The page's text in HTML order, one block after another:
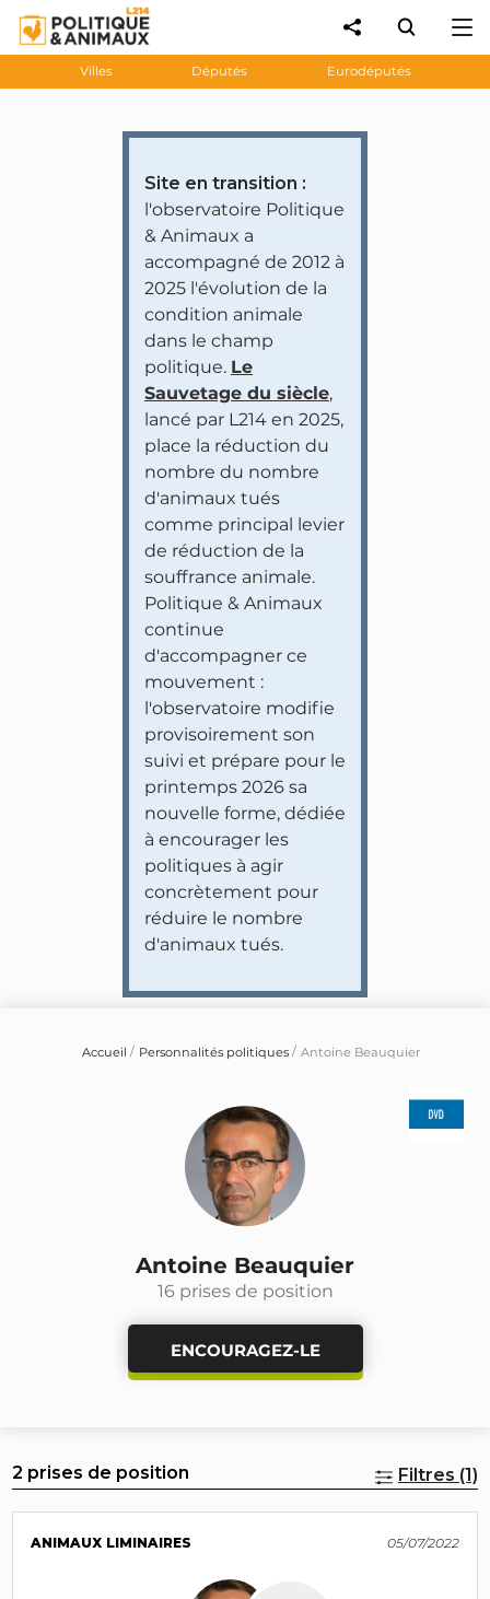
Villes Députés Eurodéputés
Site en transition :
l'observatoire Politique
& Animaux a
accompagné de 2012 à
2025 l'évolution de la
condition animale
dans le champ
politique. Le
Sauvetage du siècle,
lancé par L214 en 2025,
place la réduction du
nombre du nombre
d'animaux tués
comme principal levier
de réduction de la
souffrance animale.
Politique & Animaux
continue
d'accompagner ce
mouvement :
l'observatoire modifie
provisoirement son
suivi et prépare pour le
printemps 2026 sa
nouvelle forme, dédiée
à encourager les
politiques à agir
concrètement pour
réduire le nombre
d'animaux tués.
Accueil Personnalités politiques Antoine Beauquier
Antoine Beauquier
16 prises de position
ENCOURAGEZ-LE
2 prises de position Filtres (1)
ANIMAUX LIMINAIRES 05/07/2022